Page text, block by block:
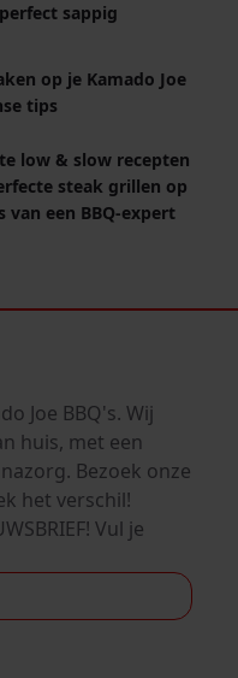
sappig
op je Kamado Joe
tips
low & slow recepten
steak grillen op
van een BBQ‑expert
Joe BBQ's. Wij
huis, met een
Bezoek onze
het verschil!
Vul je